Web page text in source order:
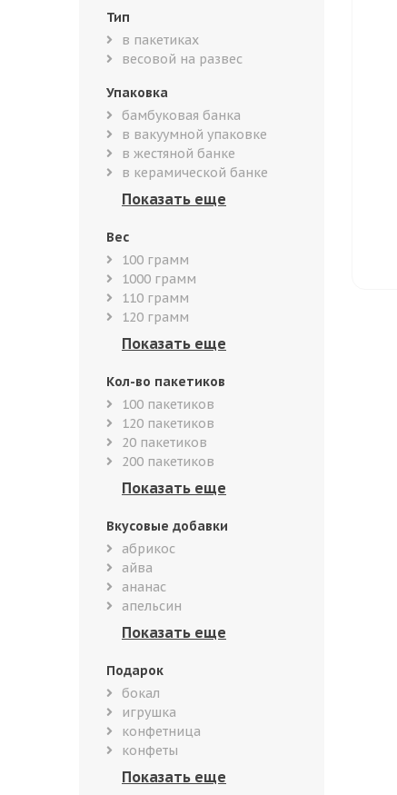
Тип
в пакетиках
весовой на развес
Упаковка
бамбуковая банка
в вакуумной упаковке
в жестяной банке
в керамической банке
Вес
100 грамм
1000 грамм
110 грамм
120 грамм
Кол-во пакетиков
100 пакетиков
120 пакетиков
20 пакетиков
200 пакетиков
Вкусовые добавки
абрикос
айва
ананас
апельсин
Подарок
бокал
игрушка
конфетница
конфеты